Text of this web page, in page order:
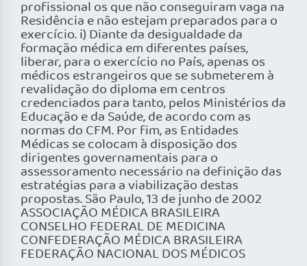
profissional os que não conseguiram vaga na
Residência e não estejam preparados para o
exercício. i) Diante da desigualdade da
formação médica em diferentes países,
liberar, para o exercício no País, apenas os
médicos estrangeiros que se submeterem à
revalidação do diploma em centros
credenciados para tanto, pelos Ministérios da
Educação e da Saúde, de acordo com as
normas do CFM. Por fim, as Entidades
Médicas se colocam à disposição dos
dirigentes governamentais para o
assessoramento necessário na definição das
estratégias para a viabilização destas
propostas. São Paulo, 13 de junho de 2002
ASSOCIAÇÃO MÉDICA BRASILEIRA
CONSELHO FEDERAL DE MEDICINA
CONFEDERAÇÃO MÉDICA BRASILEIRA
FEDERAÇÃO NACIONAL DOS MÉDICOS